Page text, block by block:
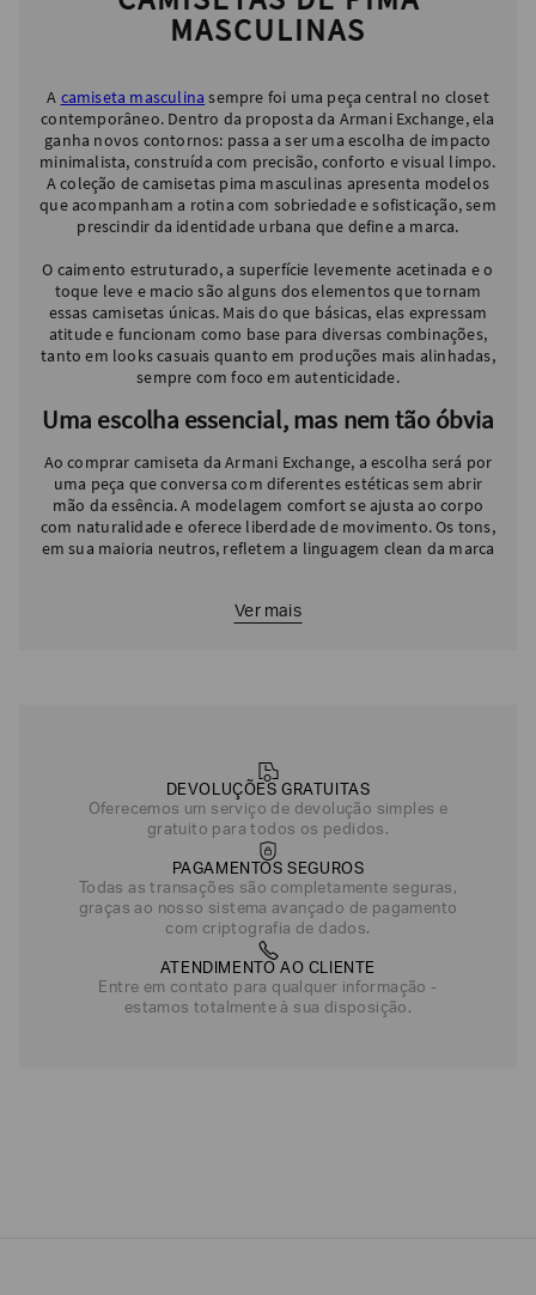
MASCULINAS
A camiseta masculina sempre foi uma peça central no closet
contemporâneo. Dentro da proposta da Armani Exchange, ela
ganha novos contornos: passa a ser uma escolha de impacto
minimalista, construída com precisão, conforto e visual limpo.
A coleção de camisetas pima masculinas apresenta modelos
que acompanham a rotina com sobriedade e sofisticação, sem
prescindir da identidade urbana que define a marca.
O caimento estruturado, a superfície levemente acetinada e o
toque leve e macio são alguns dos elementos que tornam
essas camisetas únicas. Mais do que básicas, elas expressam
atitude e funcionam como base para diversas combinações,
tanto em looks casuais quanto em produções mais alinhadas,
sempre com foco em autenticidade.
Uma escolha essencial, mas nem tão óbvia
Ao comprar camiseta da Armani Exchange, a escolha será por
uma peça que conversa com diferentes estéticas sem abrir
mão da essência. A modelagem comfort se ajusta ao corpo
com naturalidade e oferece liberdade de movimento. Os tons,
em sua maioria neutros, refletem a linguagem clean da marca
Ver mais
DEVOLUÇÕES GRATUITAS
Oferecemos um serviço de devolução simples e
gratuito para todos os pedidos.
PAGAMENTOS SEGUROS
Todas as transações são completamente seguras,
graças ao nosso sistema avançado de pagamento
com criptografia de dados.
ATENDIMENTO AO CLIENTE
Entre em contato para qualquer informação -
estamos totalmente à sua disposição.
seguintes
todos
Giorgio
Armani
Emporio
Armani
Armani
Exchange
Produtos
Masculinos
Armani/Silos
Armani
Values